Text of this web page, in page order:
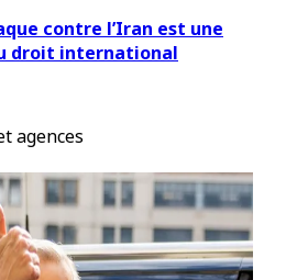
contre l’Iran est une
droit international
agences